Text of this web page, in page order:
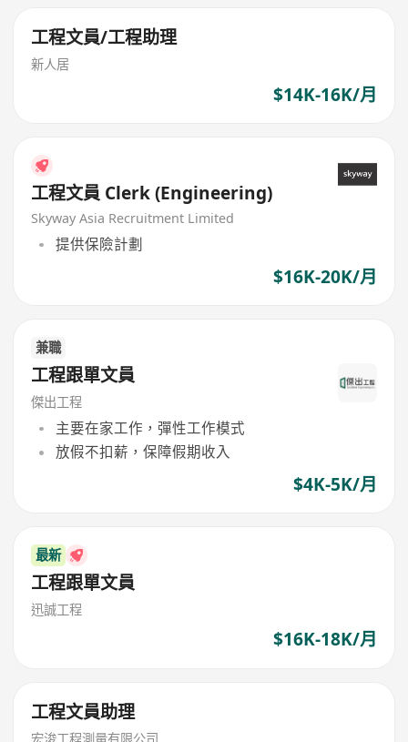
工程文員/工程助理
新人居
$14K-16K/月
工程文員 Clerk (Engineering)
Skyway Asia Recruitment Limited
提供保險計劃
$16K-20K/月
兼職
工程跟單文員
傑出工程
主要在家工作，彈性工作模式
放假不扣薪，保障假期收入
$4K-5K/月
最新
工程跟單文員
迅誠工程
$16K-18K/月
工程文員助理